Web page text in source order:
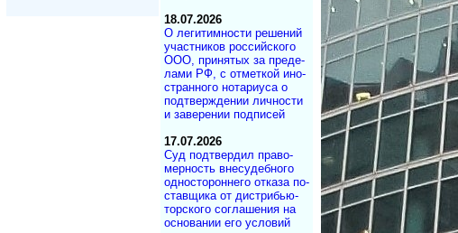
18.07.2026
О легитимности ре­ше­ний
участ­ни­ков рос­сий­ско­го
ООО, при­ня­тых за пре­де­
ла­ми РФ, с от­мет­кой ино­
ст­ран­но­го но­та­ри­у­са о
под­т­вер­ж­де­нии лич­но­с­ти
и за­ве­ре­нии под­писей
17.07.2026
Суд под­твер­дил пра­во­
мер­ность вне­су­деб­ного
од­но­сто­рон­не­го от­ка­за по­
с­тав­щика от дист­ри­бь­ю­
тор­с­ко­го со­г­ла­ше­ния на
ос­но­ва­нии его ус­ло­вий